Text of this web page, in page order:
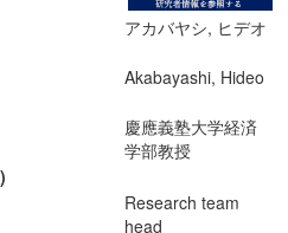
アカバヤシ, ヒデオ
Akabayashi, Hideo
慶應義塾大学経済
学部教授
Research team
head